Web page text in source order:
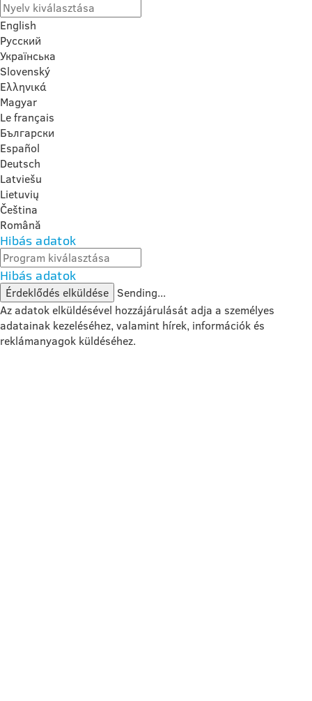
English
Русский
Українська
Slovenský
Ελληνικά
Magyar
Le français
Български
Español
Deutsch
Latviešu
Lietuvių
Čeština
Română
Hibás adatok
Hibás adatok
Érdeklődés elküldése Sending...
Az adatok elküldésével hozzájárulását adja a személyes
adatainak kezeléséhez, valamint hírek, információk és
reklámanyagok küldéséhez.